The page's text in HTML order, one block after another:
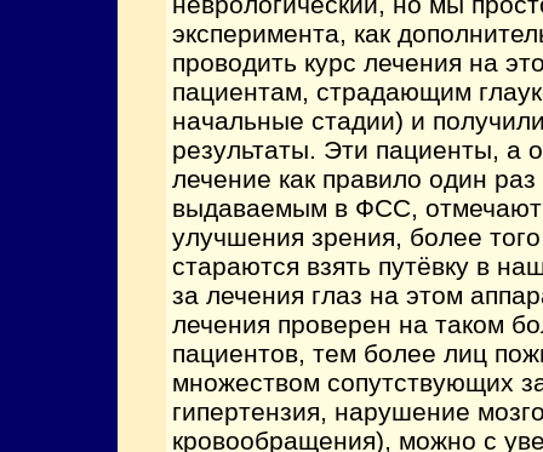
эксперимента, как
проводить курс лечения на
пациентам, страдающим
начальные стадии) и
результаты. Эти пациенты, а
лечение как правило один раз
выдаваемым в ФСС, отмечают
улучшения зрения, более
стараются взять путёвку в
за лечения глаз на этом
лечения проверен на таком
пациентов, тем более лиц
множеством сопутствующих
гипертензия, нарушение
кровообращения), можно с